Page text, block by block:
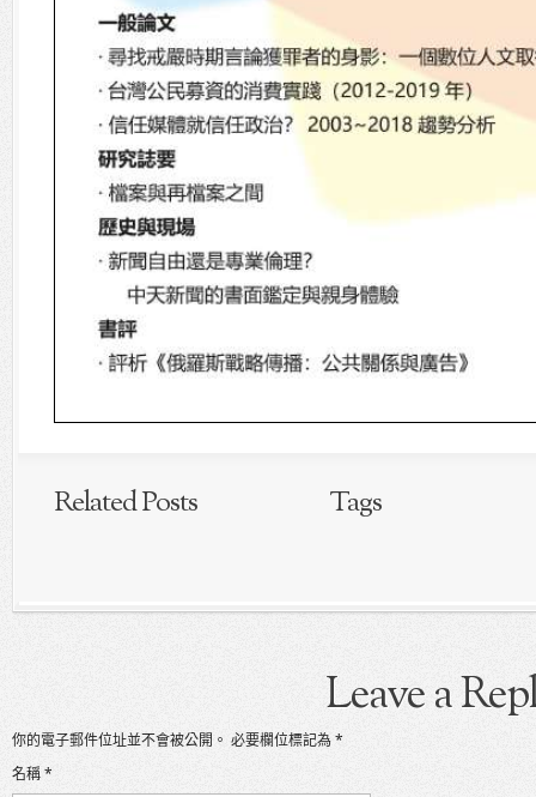
Related Posts Tags
Leave a
你的電子郵件位址並不會被公開。 必要欄位標記為 *
名稱 *